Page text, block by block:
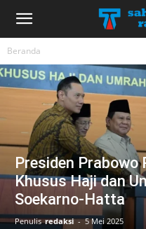
Beranda
Presiden Prabowo
Khusus Haji dan
Soekarno-Hatta
Penulis redaksi - 5 Mei 2025